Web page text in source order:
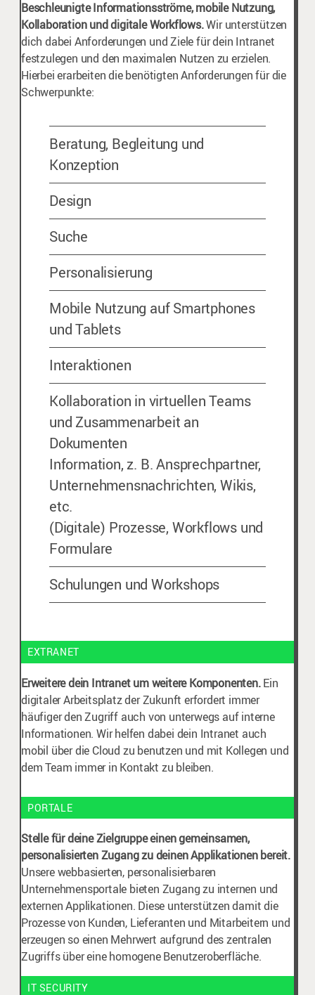
Beschleunigte Informationsströme, mobile Nutzung,
Kollaboration und digitale Workflows.Wir unterstützen
dich dabei Anforderungen und Ziele für dein Intranet
festzulegen und den maximalen Nutzen zu erzielen.
Hierbei erarbeiten die benötigten Anforderungen für die
Schwerpunkte:
Beratung, Begleitung und
Konzeption
Design
Suche
Personalisierung
Mobile Nutzung auf Smartphones
und Tablets
Interaktionen
Kollaboration in virtuellen Teams
und Zusammenarbeit an
Dokumenten
Information, z. B. Ansprechpartner,
Unternehmensnachrichten, Wikis,
etc.
(Digitale) Prozesse, Workflows und
Formulare
Schulungen und Workshops
EXTRANET
Erweitere dein Intranet um weitere Komponenten.Ein
digitaler Arbeitsplatz der Zukunft erfordert immer
häufiger den Zugriff auch von unterwegs auf interne
Informationen. Wir helfen dabei dein Intranet auch
mobil über die Cloud zu benutzen und mit Kollegen und
dem Team immer in Kontakt zu bleiben.
PORTALE
Stelle für deine Zielgruppe einen gemeinsamen,
personalisierten Zugang zu deinen Applikationen bereit.
Unsere webbasierten, personalisierbaren
Unternehmensportale bieten Zugang zu internen und
externen Applikationen. Diese unterstützen damit die
Prozesse von Kunden, Lieferanten und Mitarbeitern und
erzeugen so einen Mehrwert aufgrund des zentralen
Zugriffs über eine homogene Benutzeroberfläche.
IT SECURITY